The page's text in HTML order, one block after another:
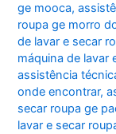
ge mooca,
roupa ge morro
de lavar e secar
máquina de lavar
assistência
onde encontrar,
secar roupa ge
lavar e secar